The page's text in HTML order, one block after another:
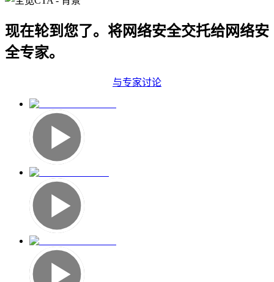
现在轮到您了。将网络安全交托给网络安
全专家。
与专家讨论